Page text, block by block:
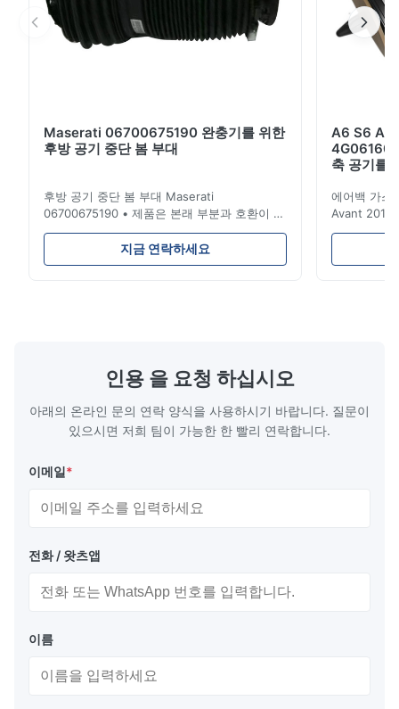
Maserati 06700675190 완충기를 위한
후방 공기 중단 봄 부대
후방 공기 중단 봄 부대 Maserati
06700675190 • 제품은 본래 부분과 호환이 되
는 100%입니다. 제품: 공기 스프링 & 에어백
OEM 아니오: 06700675190 모형 아니오:
06700675190 위치: 후방 제품 상태: 브랜드 뉴
지금 연락하세요
A6 S6 A7
축 공기를
에어백 가스
Avant 2011
링 / 에어백
인용 을 요청 하십시오
아래의 온라인 문의 연락 양식을 사용하시기 바랍니다. 질문이
있으시면 저희 팀이 가능한 한 빨리 연락합니다.
이메일*
전화 / 왓츠앱
이름